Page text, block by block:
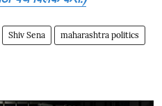
Shiv Sena maharashtra politics